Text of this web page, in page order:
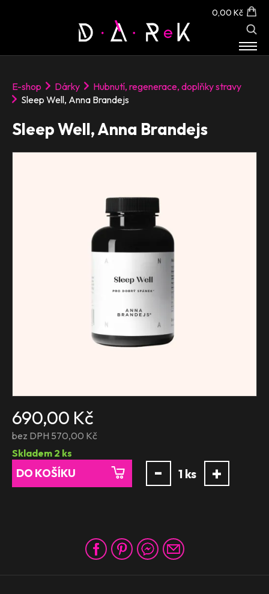
0,00 Kč
O NÁS
E-shop Dárky
Hubnutí, regenerace, doplňky stravy
Sleep Well, Anna Brandejs
Sleep Well, Anna Brandejs
690,00 Kč
bez DPH 570,00 Kč
Skladem 2 ks
DO KOŠÍKU - 1 ks +